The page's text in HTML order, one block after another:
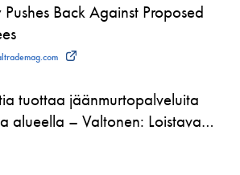
Back Against Proposed
tuottaa jäänmurtopalveluita
alueella – Valtonen: Loistava…